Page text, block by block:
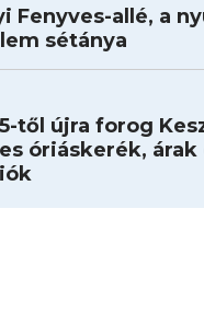
Fenyves-allé, a
sétánya
től újra forog
óriáskerék, árak